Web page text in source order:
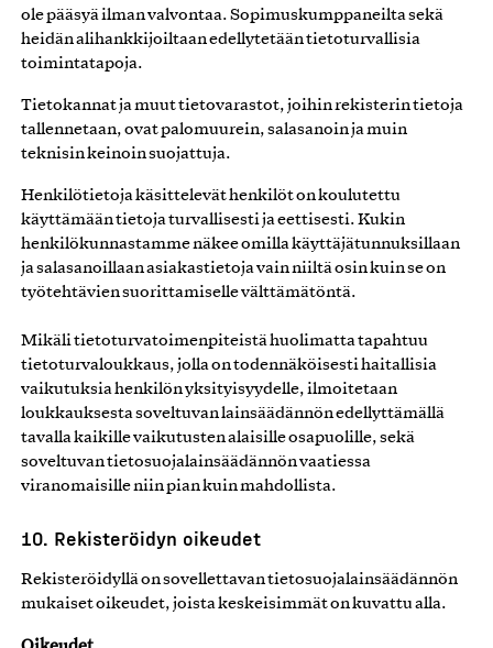
ole pääsyä ilman valvontaa. Sopimuskumppaneilta sekä
heidän alihankkijoiltaan edellytetään tietoturvallisia
toimintatapoja.
Tietokannat ja muut tietovarastot, joihin rekisterin tietoja
tallennetaan, ovat palomuurein, salasanoin ja muin
teknisin keinoin suojattuja.
Henkilötietoja käsittelevät henkilöt on koulutettu
käyttämään tietoja turvallisesti ja eettisesti. Kukin
henkilökunnastamme näkee omilla käyttäjätunnuksillaan
ja salasanoillaan asiakastietoja vain niiltä osin kuin se on
työtehtävien suorittamiselle välttämätöntä.
Mikäli tietoturvatoimenpiteistä huolimatta tapahtuu
tietoturvaloukkaus, jolla on todennäköisesti haitallisia
vaikutuksia henkilön yksityisyydelle, ilmoitetaan
loukkauksesta soveltuvan lainsäädännön edellyttämällä
tavalla kaikille vaikutusten alaisille osapuolille, sekä
soveltuvan tietosuojalainsäädännön vaatiessa
viranomaisille niin pian kuin mahdollista.
10. Rekisteröidyn oikeudet
Rekisteröidyllä on sovellettavan tietosuojalainsäädännön
mukaiset oikeudet, joista keskeisimmät on kuvattu alla.